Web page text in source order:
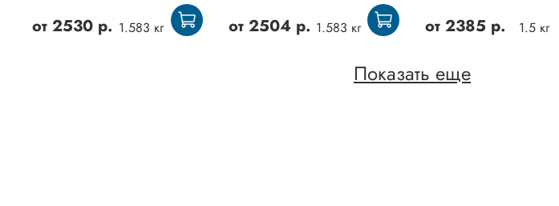
от 2530 р. 1.583 кг от 2504 р. 1.583 кг от 2385 р. 1.5 кг
Показать еще